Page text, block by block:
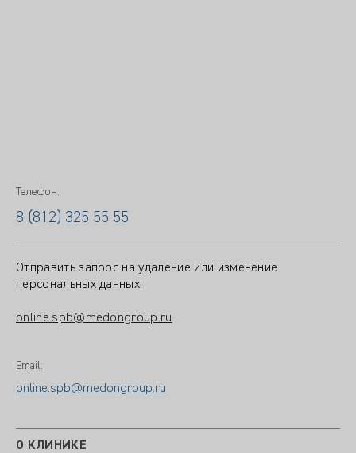
Телефон:
8 (812) 325 55 55
Отправить запрос на удаление или изменение
персональных данных:
online.spb@medongroup.ru
Email:
online.spb@medongroup.ru
О КЛИНИКЕ